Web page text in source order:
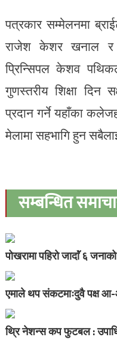
पत्रकार सम्मेलनमा
राजेश केशर खनाल र
प्रिन्सिपल केशव
गुणस्तरीय शिक्षा दिन
प्रदान गर्ने यहाँका
मेलामा सहभागि हुन
सम्बन्धित
पोखरामा पहिरो जादाॅं ६
एमाले थप संकटमाःदुवै पक्ष
थ्रि नेशन्स कप फुटबल :